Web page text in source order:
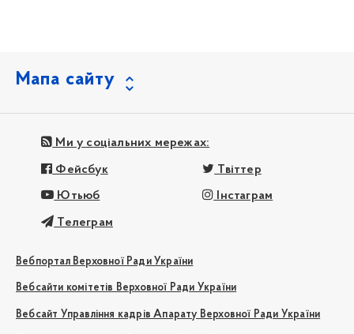
Мапа сайту
Ми у соціальних мережах:
Фейсбук Твіттер
Ютьюб Інстаграм
Телеграм
Вебпортал Верховної Ради України
Вебсайти комітетів Верховної Ради України
Вебсайт Управління кадрів Апарату Верховної Ради України